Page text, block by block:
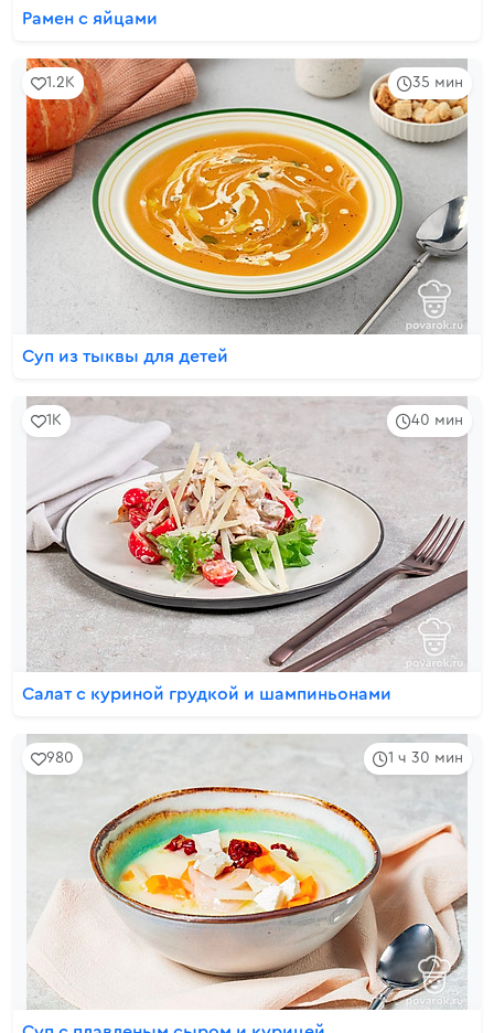
Рамен с яйцами
35 мин
1.2K
Суп из тыквы для детей
40 мин
1K
Салат с куриной грудкой и шампиньонами
1 ч 30 мин
980